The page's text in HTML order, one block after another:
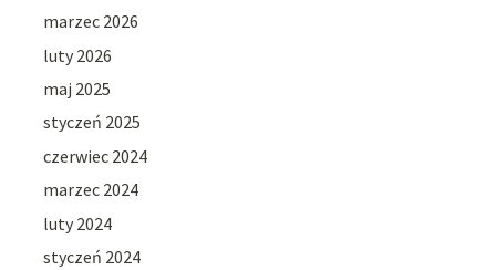
marzec 2026
luty 2026
maj 2025
styczeń 2025
czerwiec 2024
marzec 2024
luty 2024
styczeń 2024